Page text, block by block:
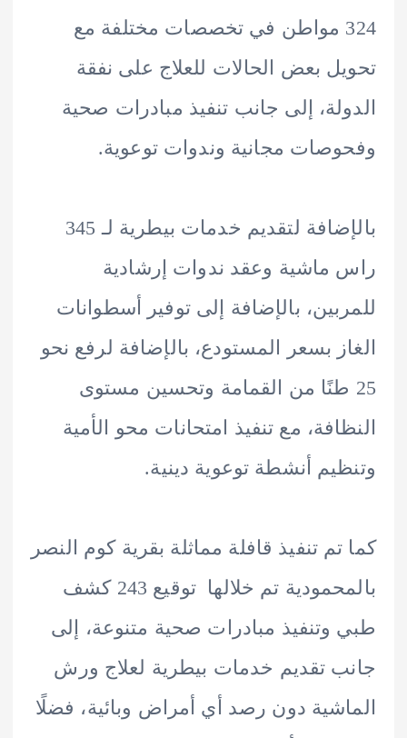
324 مواطن في تخصصات مختلفة مع
بعض الحالات للعلاج على نفقة
إلى جانب تنفيذ مبادرات صحية
مجانية وندوات توعوية.
بالإضافة لتقديم خدمات بيطرية لـ 345
ماشية وعقد ندوات إرشادية
بالإضافة إلى توفير أسطوانات
بسعر المستودع، بالإضافة لرفع نحو
طنًا من القمامة وتحسين مستوى
مع تنفيذ امتحانات محو الأمية
أنشطة توعوية دينية.
تنفيذ قافلة مماثلة بقرية كوم النصر
بالمحمودية تم خلالها توقيع 243 كشف
مبادرات صحية متنوعة، إلى
تقديم خدمات بيطرية لعلاج ورش
دون رصد أي أمراض وبائية، فضلًا